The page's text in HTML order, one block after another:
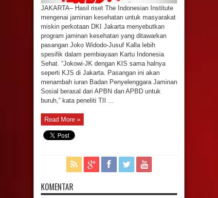
JAKARTA– Hasil riset The Indonesian Institute
mengenai jaminan kesehatan untuk masyarakat
miskin perkotaan DKI Jakarta menyebutkan
program jaminan kesehatan yang ditawarkan
pasangan Joko Widodo-Jusuf Kalla lebih
spesifik dalam pembiayaan Kartu Indonesia
Sehat. “Jokowi-JK dengan KIS sama halnya
seperti KJS di Jakarta. Pasangan ini akan
menambah iuran Badan Penyelenggara Jaminan
Sosial berasal dari APBN dan APBD untuk
buruh,” kata peneliti TII ...
Read More »
KOMENTAR